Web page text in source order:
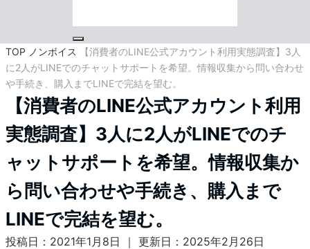
TOP ノンボイス
【消費者のLINE公式アカウント利用実態調査】3人
に2人がLINEでのチャットサポートを希望。情報収集から問い合わせ
や手続き、購入までLINEで完結を望む。
【消費者のLINE公式アカウント利用
実態調査】3人に2人がLINEでのチ
ャットサポートを希望。情報収集か
ら問い合わせや手続き、購入まで
LINEで完結を望む。
投稿日：2021年1月8日 ｜ 更新日：2025年2月26日